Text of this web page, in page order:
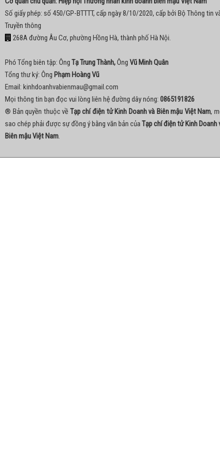
Số giấy phép: số 450/GP-BTTTT, cấp ngày 8/10/2020, cấp bởi Bộ Thông tin
Truyền thông
268A đường Âu Cơ, phường Hồng Hà, thành phố Hà Nội.
Phó Tổng biên tập: Ông Tạ Trung Thành,Ông Vũ Minh Quân
Tổng thư ký: Ông Phạm Hoàng Vũ
Email: kinhdoanhvabienmau@gmail.com
Mọi thông tin bạn đọc vui lòng liên hệ đường dây nóng: 0865191826
® Bản quyền thuộc về Tạp chí điện tử Kinh Doanh và Biên mậu Việt Nam,
sao chép phải được sự đồng ý bằng văn bản củaTạp chí điện tử Kinh Doanh
Biên mậu Việt Nam.